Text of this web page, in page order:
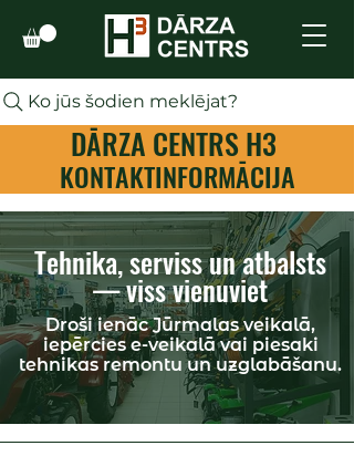
Ko jūs šodien meklējat?
DĀRZA CENTRS H3
KONTAKTINFORMĀCIJA
Tehnika, serviss un atbalsts
— viss vienuviet
Droši ienāc Jūrmalas veikalā,
iepērcies e-veikalā vai piesaki
tehnikas remontu un uzglabāšanu.